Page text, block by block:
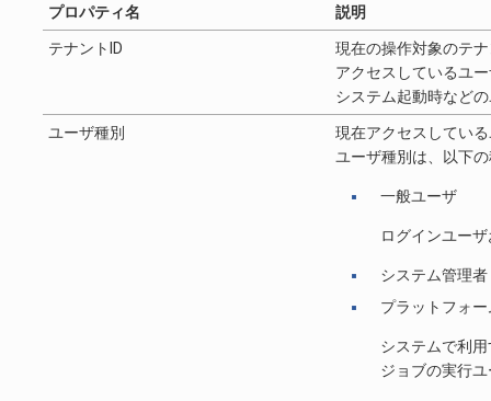
プロパティ名 説明
テナントID
現在の操作対象のテ
アクセスしているユ
システム起動時など
ユーザ種別
現在アクセスしてい
ユーザ種別は、以下
一般ユーザ
ログインユー
システム管理者
プラットフォ
システムで利
ジョブの実行